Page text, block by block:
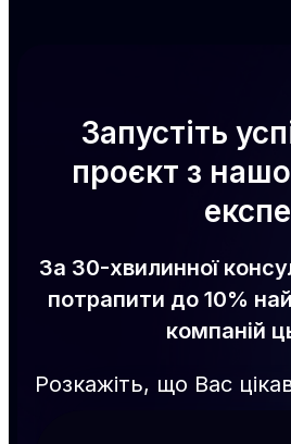
Запустіть
проєкт з
За 30-хвилинної
потрапити до 10%
компаній
Розкажіть, що Вас